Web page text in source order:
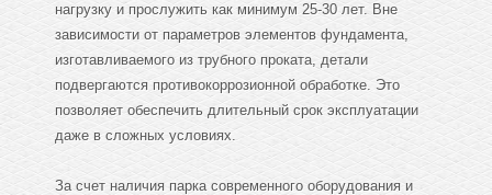
нагрузку и прослужить как минимум 25-30 лет. Вне
зависимости от параметров элементов фундамента,
изготавливаемого из трубного проката, детали
подвергаются противокоррозионной обработке. Это
позволяет обеспечить длительный срок эксплуатации
даже в сложных условиях.
За счет наличия парка современного оборудования и